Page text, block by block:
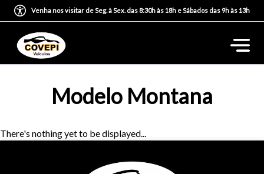
Venha nos visitar de Seg. à Sex. das 8:30h às 18h e Sábados das 9h às 13h
Modelo Montana
There's nothing yet to be displayed...